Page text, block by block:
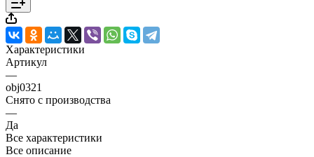
Характеристики
Артикул
—
obj0321
Снято с производства
—
Да
Все характеристики
Все описание